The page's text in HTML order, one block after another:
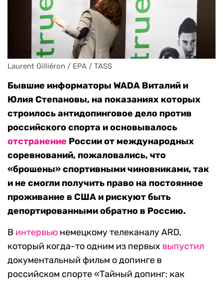
Laurent Gilliéron / EPA / TASS
Бывшие информаторы WADA Виталий и
Юлия Степановы, на показаниях которых
строилось антидопинговое дело против
российского спорта и основывалось
отстранение России от международных
соревнований, пожаловались, что
«брошены» спортивными чиновниками, так
и не смогли получить право на постоянное
проживание в США и рискуют быть
депортированными обратно в Россию.
В интервью немецкому телеканалу ARD,
который когда-то одним из первых выпустил
документальный фильм о допинге в
российском спорте «Тайный допинг: как